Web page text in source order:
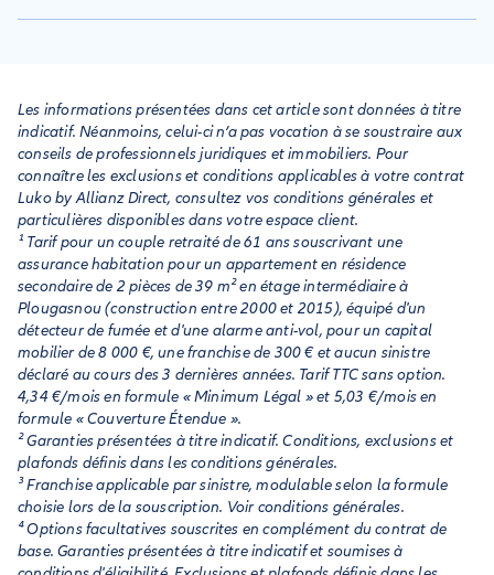
Les informations présentées dans cet article sont données à titre
indicatif. Néanmoins, celui-ci n’a pas vocation à se soustraire aux
conseils de professionnels juridiques et immobiliers. Pour
connaître les exclusions et conditions applicables à votre contrat
Luko by Allianz Direct, consultez vos conditions générales et
particulières disponibles dans votre espace client.
¹ Tarif pour un couple retraité de 61 ans souscrivant une
assurance habitation pour un appartement en résidence
secondaire de 2 pièces de 39 m² en étage intermédiaire à
Plougasnou (construction entre 2000 et 2015), équipé d'un
détecteur de fumée et d'une alarme anti-vol, pour un capital
mobilier de 8 000 €, une franchise de 300 € et aucun sinistre
déclaré au cours des 3 dernières années. Tarif TTC sans option.
4,34 €/mois en formule « Minimum Légal » et 5,03 €/mois en
formule « Couverture Étendue ».
² Garanties présentées à titre indicatif. Conditions, exclusions et
plafonds définis dans les conditions générales.
³ Franchise applicable par sinistre, modulable selon la formule
choisie lors de la souscription. Voir conditions générales.
⁴ Options facultatives souscrites en complément du contrat de
base. Garanties présentées à titre indicatif et soumises à